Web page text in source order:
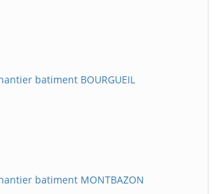
batiment BOURGUEIL
batiment MONTBAZON